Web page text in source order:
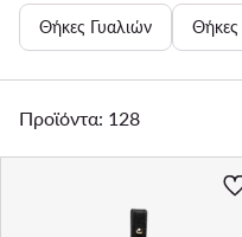
Θήκες Γυαλιών
Προϊόντα: 128